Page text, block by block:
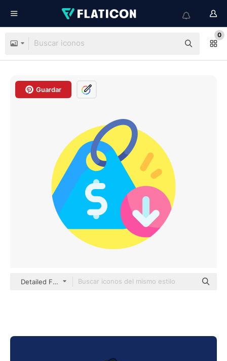
0
Guardar
Detailed Flat Circular Flat